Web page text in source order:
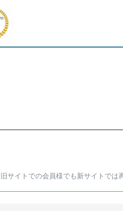
サイトでの会員様でも新サイトでは